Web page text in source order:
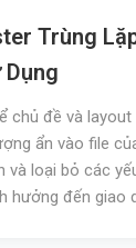
Trùng
Dụng
chủ đề và
ẩn vào file
và loại bỏ các
hưởng đến giao